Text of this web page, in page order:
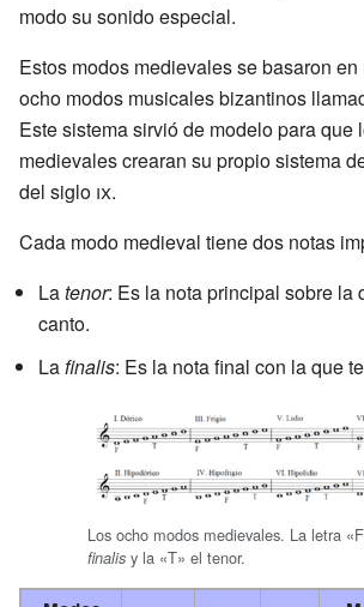
modo su sonido especial.
Estos modos medievales se basaron
ocho modos musicales bizantinos
Este sistema sirvió de modelo para que
medievales crearan su propio sistema
del siglo ix.
Cada modo medieval tiene dos notas
Latenor: Es la nota principal sobre la
canto.
Lafinalis: Es la nota final con la que
Los ocho modos medievales. La letra
finalis y la «T» el tenor.